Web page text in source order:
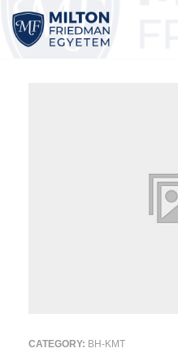
Skip
CATEGORY: BH-KMT